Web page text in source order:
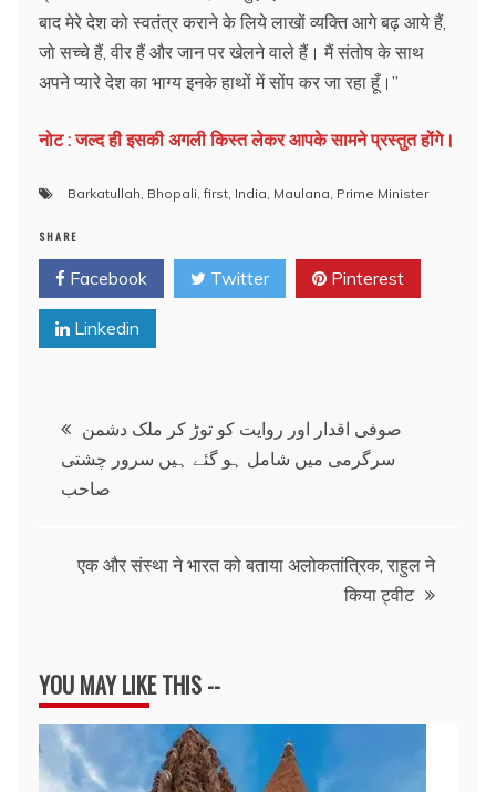
बाद मेरे देश को स्वतंत्र कराने के लिये लाखों व्यक्ति आगे बढ़ आये हैं,
जो सच्चे हैं, वीर हैं और जान पर खेलने वाले हैं। मैं संतोष के साथ
अपने प्यारे देश का भाग्य इनके हाथों में सोंप कर जा रहा हूँ।’’
नोट : जल्द ही इसकी अगली किस्त लेकर आपके सामने प्रस्तुत होंगे।
Barkatullah Bhopali ,first India Maulana Prime Minister
SHARE
Facebook Twitter Pinterest
Linkedin
Post
navigation
صوفی اقدار اور روایت کو توڑ کر ملک دشمن
سرگرمی میں شامل ہو گئے ہیں سرور چشتی
صاحب
एक और संस्था ने भारत को बताया अलोकतांत्रिक, राहुल ने
किया ट्वीट
YOU MAY LIKE THIS --